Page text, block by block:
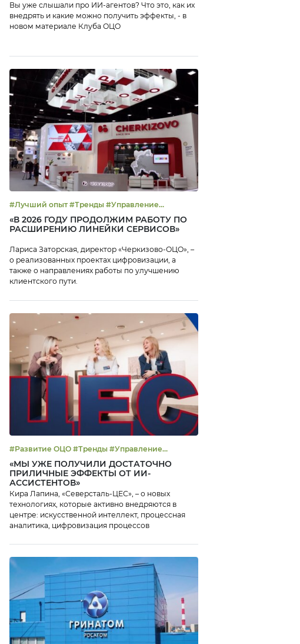
Вы уже слышали про ИИ-агентов? Что это, как их
внедрять и какие можно получить эффекты, - в
новом материале Клуба ОЦО
#Лучший опыт #Тренды #Управление
эффективностью
«В 2026 ГОДУ ПРОДОЛЖИМ РАБОТУ ПО
РАСШИРЕНИЮ ЛИНЕЙКИ СЕРВИСОВ»
Лариса Заторская, директор «Черкизово-ОЦО», –
о реализованных проектах цифровизации, а
также о направлениях работы по улучшению
клиентского пути.
#Развитие ОЦО #Тренды #Управление
эффективностью
«МЫ УЖЕ ПОЛУЧИЛИ ДОСТАТОЧНО
ПРИЛИЧНЫЕ ЭФФЕКТЫ ОТ ИИ-
АССИСТЕНТОВ»
Кира Лапина, «Северсталь-ЦЕС», – о новых
технологиях, которые активно внедряются в
центре: искусственной интеллект, процессная
аналитика, цифровизация процессов